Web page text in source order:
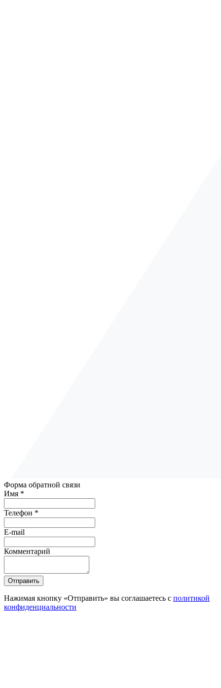
Форма обратной связи
Имя *
Телефон *
E-mail
Комментарий
Отправить
Нажимая кнопку «Отправить» вы соглашаетесь с политикой
конфиденциальности